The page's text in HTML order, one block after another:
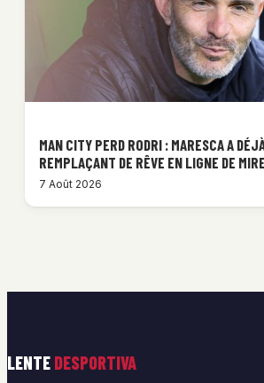
MAN CITY PERD RODRI : MARESCA A
REMPLAÇANT DE RÊVE EN LIGNE DE MIRE
7 Août 2026
LENTE DESPORTIVA